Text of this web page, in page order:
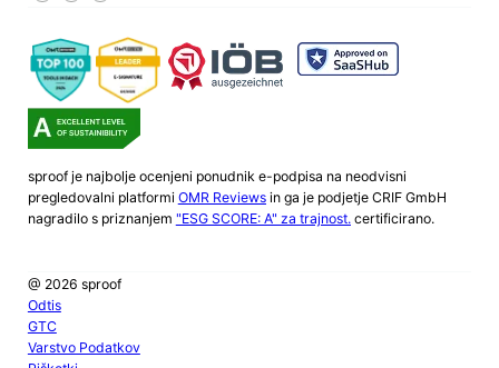
sproof je najbolje ocenjeni ponudnik e-podpisa na neodvisni
pregledovalni platformi OMR Reviewsin ga je podjetje CRIF GmbH
nagradilo s priznanjem "ESG SCORE: A" za trajnost.certificirano.
@ 2026 sproof
Odtis
GTC
Varstvo Podatkov